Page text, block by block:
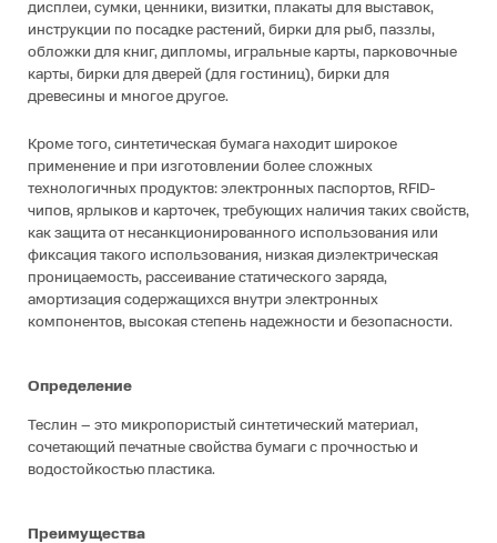
дисплеи, сумки, ценники, визитки, плакаты для выставок,
инструкции по посадке растений, бирки для рыб, паззлы,
обложки для книг, дипломы, игральные карты, парковочные
карты, бирки для дверей (для гостиниц), бирки для
древесины и многое другое.
Кроме того, синтетическая бумага находит широкое
применение и при изготовлении более сложных
технологичных продуктов: электронных паспортов, RFID-
чипов, ярлыков и карточек, требующих наличия таких свойств,
как защита от несанкционированного использования или
фиксация такого использования, низкая диэлектрическая
проницаемость, рассеивание статического заряда,
амортизация содержащихся внутри электронных
компонентов, высокая степень надежности и безопасности.
Определение
Теслин – это микропористый синтетический материал,
сочетающий печатные свойства бумаги с прочностью и
водостойкостью пластика.
Преимущества